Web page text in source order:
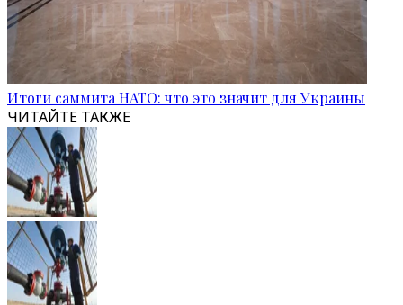
Итоги саммита НАТО: что это значит для Украины
ЧИТАЙТЕ ТАКЖЕ